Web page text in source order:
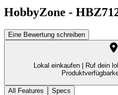
HobbyZone -
Eine Bewertung schreiben
Lokal einkaufen |
Ruf dein
All Features Specs